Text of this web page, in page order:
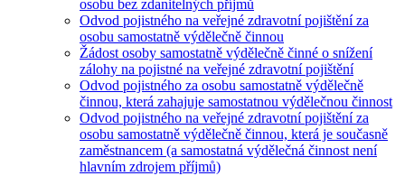
osobu bez zdanitelných příjmů
Odvod pojistného na veřejné zdravotní pojištění za
osobu samostatně výdělečně činnou
Žádost osoby samostatně výdělečně činné o snížení
zálohy na pojistné na veřejné zdravotní pojištění
Odvod pojistného za osobu samostatně výdělečně
činnou, která zahajuje samostatnou výdělečnou činnost
Odvod pojistného na veřejné zdravotní pojištění za
osobu samostatně výdělečně činnou, která je současně
zaměstnancem (a samostatná výdělečná činnost není
hlavním zdrojem příjmů)